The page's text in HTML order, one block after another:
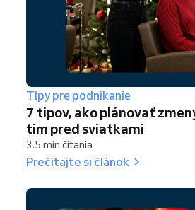
Tipy pre podnikanie
7 tipov, ako plánovať
tím pred sviatkami
3.5 min čítania
Prečítajte si článok